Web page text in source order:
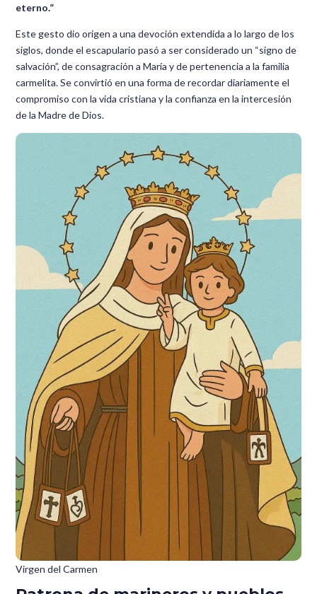
eterno.”
Este gesto dio origen a una devoción extendida a lo largo de los
siglos, donde el escapulario pasó a ser considerado un “signo de
salvación”, de consagración a María y de pertenencia a la familia
carmelita. Se convirtió en una forma de recordar diariamente el
compromiso con la vida cristiana y la confianza en la intercesión
de la Madre de Dios.
Virgen del Carmen